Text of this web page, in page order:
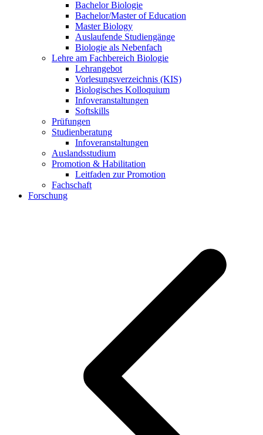
Bachelor Biologie
Bachelor/Master of Education
Master Biology
Auslaufende Studiengänge
Biologie als Nebenfach
Lehre am Fachbereich Biologie
Lehrangebot
Vorlesungsverzeichnis (KIS)
Biologisches Kolloquium
Infoveranstaltungen
Softskills
Prüfungen
Studienberatung
Infoveranstaltungen
Auslandsstudium
Promotion & Habilitation
Leitfaden zur Promotion
Fachschaft
Forschung